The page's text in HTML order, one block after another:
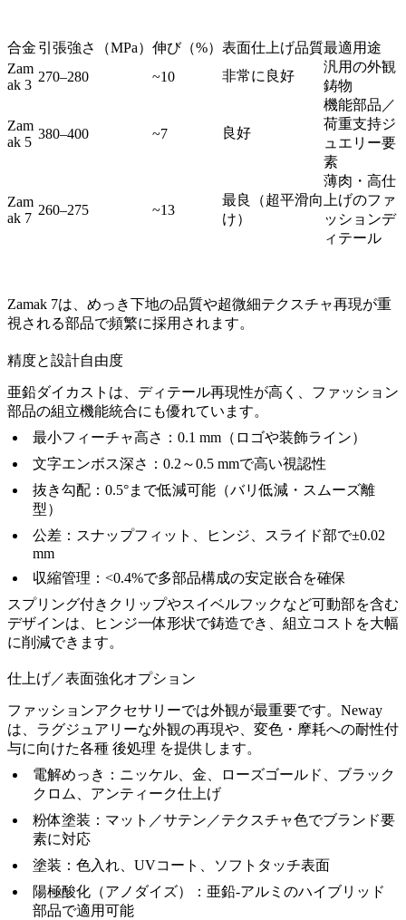
合金 引張強さ（MPa） 伸び（%） 表面仕上げ品質最適用途
Zam
ak 3
270–280 ~10 非常に良好
汎用の外観
鋳物
Zam
ak 5
380–400 ~7 良好
機能部品／
荷重支持ジ
ュエリー要
素
Zam
ak 7
260–275 ~13
最良（超平滑向
け）
薄肉・高仕
上げのファ
ッションデ
ィテール
Zamak 7は、めっき下地の品質や超微細テクスチャ再現が重
視される部品で頻繁に採用されます。
精度と設計自由度
亜鉛ダイカストは、ディテール再現性が高く、ファッション
部品の組立機能統合にも優れています。
最小フィーチャ高さ：0.1 mm（ロゴや装飾ライン）
文字エンボス深さ：0.2～0.5 mmで高い視認性
抜き勾配：0.5°まで低減可能（バリ低減・スムーズ離
型）
公差：スナップフィット、ヒンジ、スライド部で±0.02
mm
収縮管理：<0.4%で多部品構成の安定嵌合を確保
スプリング付きクリップやスイベルフックなど可動部を含む
デザインは、ヒンジ一体形状で鋳造でき、組立コストを大幅
に削減できます。
仕上げ／表面強化オプション
ファッションアクセサリーでは外観が最重要です。Neway
は、ラグジュアリーな外観の再現や、変色・摩耗への耐性付
与に向けた各種 後処理 を提供します。
電解めっき ：ニッケル、金、ローズゴールド、ブラック
クロム、アンティーク仕上げ
粉体塗装 ：マット／サテン／テクスチャ色でブランド要
素に対応
塗装 ：色入れ、UVコート、ソフトタッチ表面
陽極酸化（アノダイズ）
：亜鉛-アルミのハイブリッド
部品で適用可能